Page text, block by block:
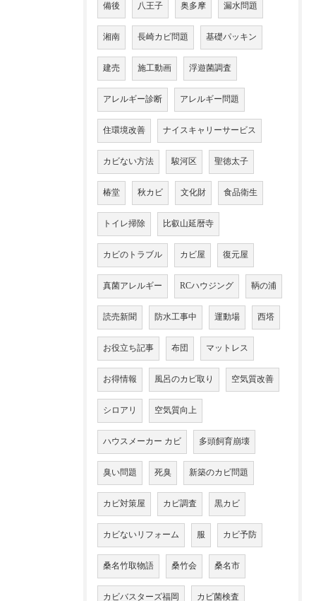
備後 八王子 奥多摩 漏水問題
湘南 長崎カビ問題 基礎パッキン
建売 施工動画 浮遊菌調査
アレルギー診断 アレルギー問題
住環境改善 ナイスキャリーサービス
カビない方法 駿河区 聖徳太子
椿堂 秋カビ 文化財 食品衛生
トイレ掃除 比叡山延暦寺
カビのトラブル カビ屋 復元屋
真菌アレルギー RCハウジング 鞆の浦
読売新聞 防水工事中 運動場 西塔
お役立ち記事 布団 マットレス
お得情報 風呂のカビ取り 空気質改善
シロアリ 空気質向上
ハウスメーカー カビ 多頭飼育崩壊
臭い問題 死臭 新築のカビ問題
カビ対策屋 カビ調査 黒カビ
カビないリフォーム 服 カビ予防
桑名竹取物語 桑竹会 桑名市
カビバスターズ福岡 カビ菌検査